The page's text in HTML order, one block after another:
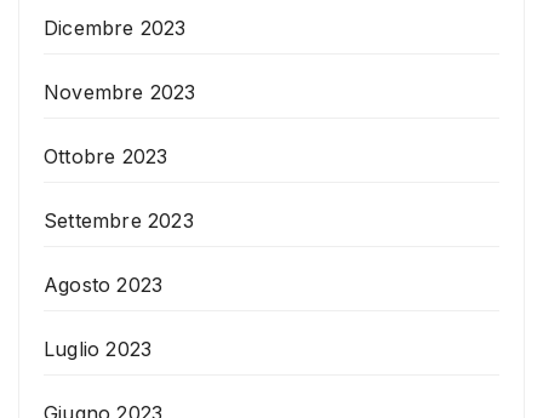
Dicembre 2023
Novembre 2023
Ottobre 2023
Settembre 2023
Agosto 2023
Luglio 2023